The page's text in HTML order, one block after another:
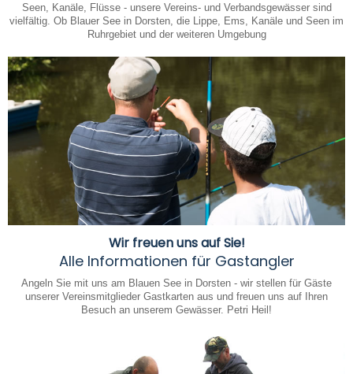
Seen, Kanäle, Flüsse - unsere Vereins- und Verbandsgewässer sind
vielfältig. Ob Blauer See in Dorsten, die Lippe, Ems, Kanäle und Seen im
Ruhrgebiet und der weiteren Umgebung
Wir freuen uns auf Sie!
Alle Informationen für Gastangler
Angeln Sie mit uns am Blauen See in Dorsten - wir stellen für Gäste
unserer Vereinsmitglieder Gastkarten aus und freuen uns auf Ihren
Besuch an unserem Gewässer. Petri Heil!